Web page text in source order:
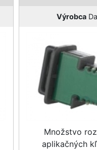
Výrobca
Množstvo
aplikačných